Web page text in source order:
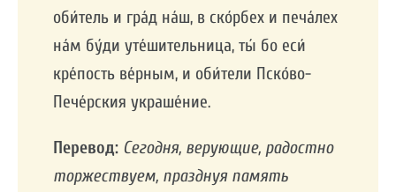
оби́тель и гра́д на́ш, в ско́рбех и печа́лех
на́м бу́ди уте́шительница, ты́ бо еси́
кре́пость ве́рным, и оби́тели Пско́во-
Пече́рския украше́ние.
Перевод: Сегодня, верующие, радостно
торжествуем, празднуя память